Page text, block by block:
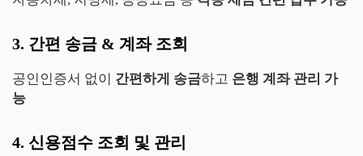
3. 간편 송금 & 계좌 조회
공인인증서 없이 간편하게 송금하고 은행 계좌 관리 가
능
4. 신용점수 조회 및 관리